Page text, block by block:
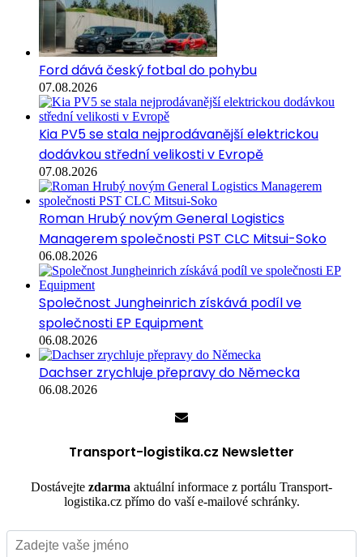
Ford dává český fotbal do pohybu
07.08.2026
Kia PV5 se stala nejprodávanější elektrickou
dodávkou střední velikosti v Evropě
07.08.2026
Roman Hrubý novým General Logistics
Managerem společnosti PST CLC Mitsui-Soko
06.08.2026
Společnost Jungheinrich získává podíl ve
společnosti EP Equipment
06.08.2026
Dachser zrychluje přepravy do Německa
06.08.2026
Transport-logistika.cz Newsletter
Dostávejte zdarma aktuální informace z portálu Transport-
logistika.cz přímo do vaší e-mailové schránky.